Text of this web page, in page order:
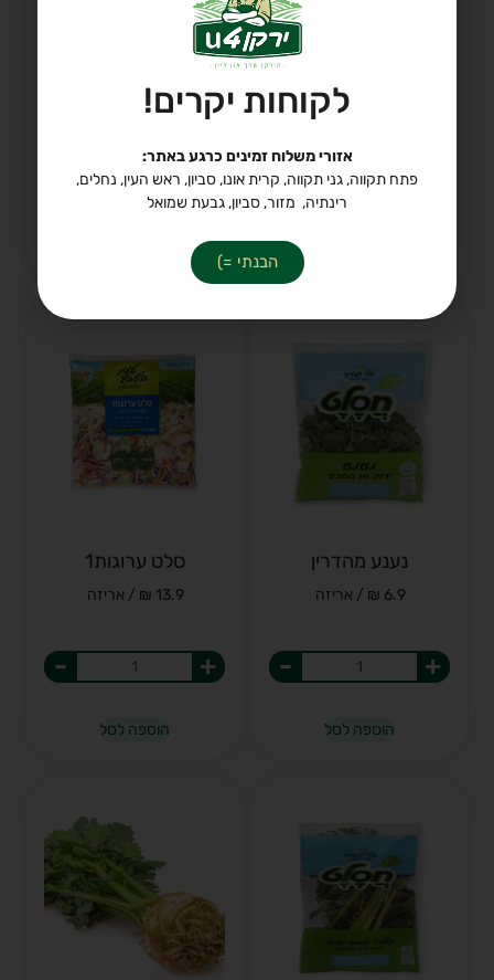
נבטים סינים מארז
-
נענע
4.9 ₪ / אריזה
+
נענע מהדרין
6.9 ₪ / אריזה
+
-
הוספה לסל
סלט ערוגות1
13.9 ₪ / אריזה
+
-
הוספה לסל
לקוחות יקרים!
אזורי משלוח זמינים כרגע באתר:
פתח תקווה, גני תקווה, קרית אונו, סביון, ראש העין, נחלים,
רינתיה, מזור, סביון, גבעת שמואל
הבנתי =)